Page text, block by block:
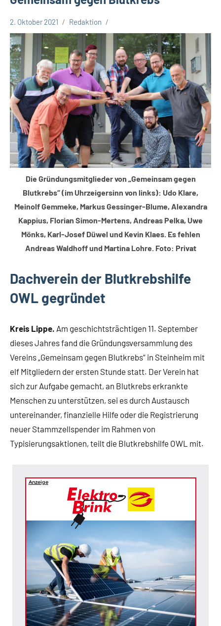
Lippe
Lippische
Gesellschaft
2. Oktober 2021 Redaktion
Die Gründungsmitglieder von „Gemeinsam gegen
Blutkrebs“ (im Uhrzeigersinn von links): Udo Klare,
Meinolf Gemmeke, Markus Gessinger-Blume, Alexandra
Kappius, Florian Simon-Mertens, Andreas Pelka, Uwe
Mönks, Karl-Josef Düwel und Kevin Klaes. Es fehlen
Andreas Waldhoff und Martina Lohre. Foto: Privat
Dachverein der Blutkrebshilfe
OWL gegründet
Kreis Lippe. Am geschichtsträchtigen 11. September
dieses Jahres fand die Gründungsversammlung des
Vereins „Gemeinsam gegen Blutkrebs“ in Steinheim mit
elf Mitgliedern der ersten Stunde statt. Der Verein hat
sich zur Aufgabe gemacht, an Blutkrebs erkrankte
Menschen zu unterstützen, sei es durch Austausch
untereinander, finanzielle Hilfe oder die Registrierung
neuer Stammzellspender im Rahmen von
Typisierungsaktionen, teilt die Blutkrebshilfe OWL mit.
Anzeige